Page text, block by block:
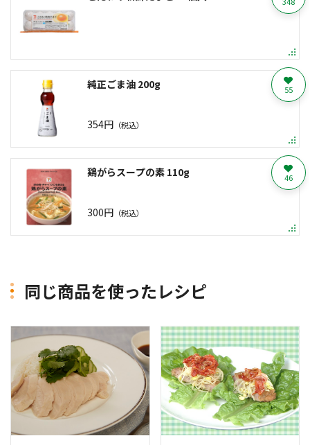
純正ごま油 200g
354円 （税込）
55
鶏がらスープの素 110g
300円 （税込）
46
同じ商品を使ったレシピ